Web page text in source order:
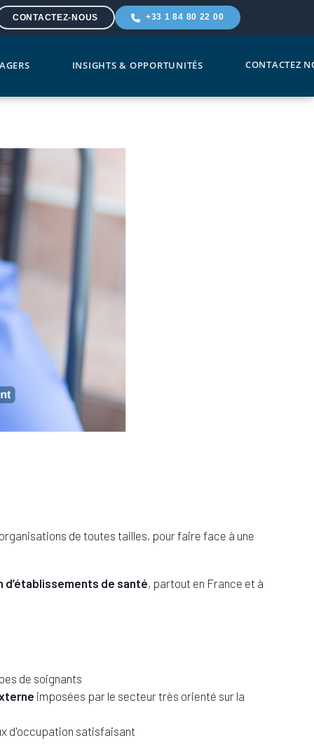
CONTACTEZ-NOUS +33 1 84 80 22 00
INSIGHTS & OPPORTUNITÉS CONTACTEZ
de toutes tailles, pour faire face à une
d’établissements de santé, partout en France et à
de soignants
imposées par le secteur très orienté sur la
d'occupation satisfaisant